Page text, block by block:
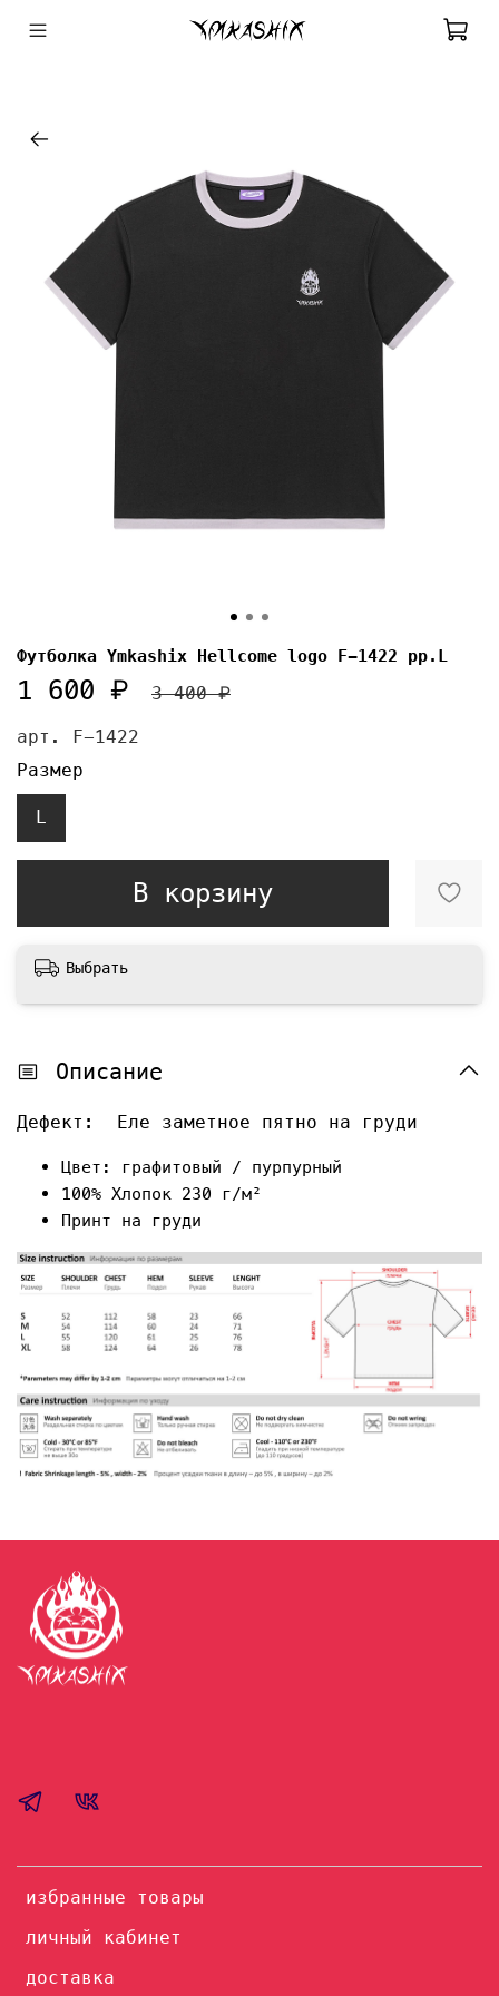
арт. F-1422
Футболка Ymkashix Hellcome logo F-1422 pp.L
1 600 ₽ 3 400 ₽
В корзину
Размер
L
Выбрать
Описание
Дефект: Еле заметное пятно на груди
Цвет: графитовый / пурпурный
100% Хлопок 230 г/м²
Принт на груди
избранные товары
личный кабинет
доставка